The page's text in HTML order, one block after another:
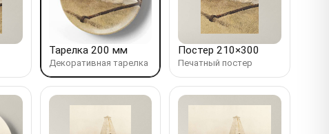
Тарелка 200 мм
Декоративная тарелка
Постер 210×300
Печатный постер